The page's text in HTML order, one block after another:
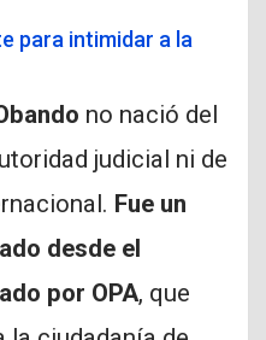
para intimidar a la
no nació del
judicial ni de
Fue un
desde el
por OPA, que